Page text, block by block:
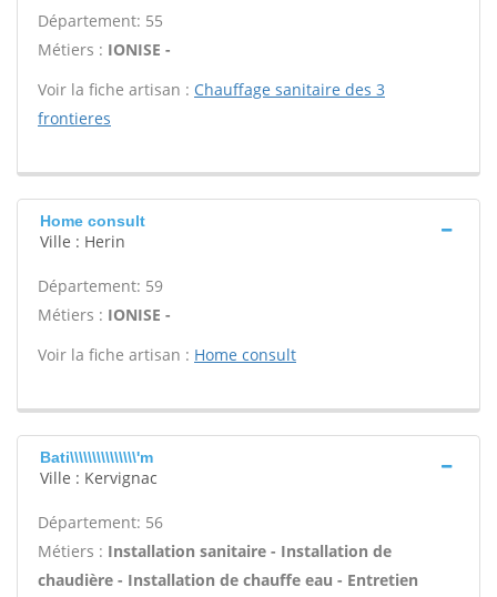
Département: 55
Métiers : IONISE -
Voir la fiche artisan : Chauffage sanitaire des 3
frontieres
Home consult
Ville : Herin
Département: 59
Métiers : IONISE -
Voir la fiche artisan : Home consult
Bati\\\\\\\\\\\\\\\'m
Ville : Kervignac
Département: 56
Métiers : Installation sanitaire - Installation de
chaudière - Installation de chauffe eau - Entretien